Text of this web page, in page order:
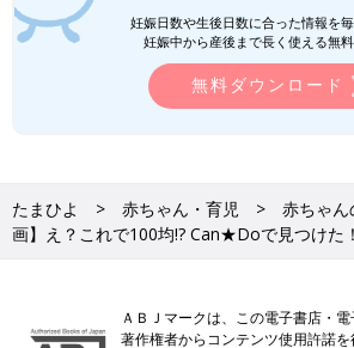
妊娠日数や生後日数に合った情報を
妊娠中から産後まで長く使える無
無料ダウンロード
たまひよ 赤ちゃん・育児 赤ちゃ
画】え？これで100均!? Can★Doで見つけた
ＡＢＪマークは、この電子書店・電
著作権者からコンテンツ使用許諾